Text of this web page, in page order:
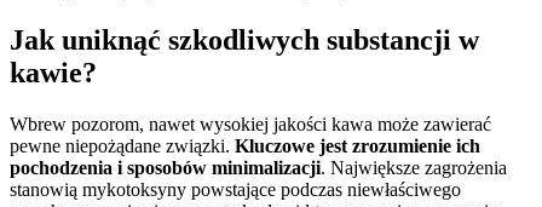
Jak uniknąć szkodliwych substancji w
kawie?
Wbrew pozorom, nawet wysokiej jakości kawa może zawierać
pewne niepożądane związki. Kluczowe jest zrozumienie ich
pochodzenia i sposobów minimalizacji. Największe zagrożenia
stanowią mykotoksyny powstające podczas niewłaściwego